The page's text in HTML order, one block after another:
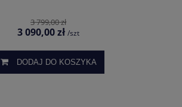
3 799,00 zł
3 090,00 zł /szt
DODAJ DO KOSZYKA